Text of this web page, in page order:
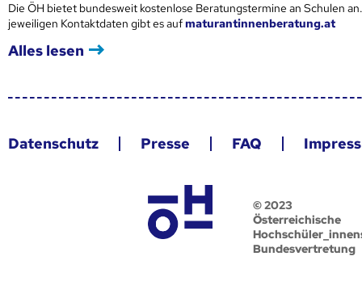
Die ÖH bietet bundesweit kostenlose Beratungstermine an Schulen
jeweiligen Kontaktdaten gibt es aufmaturantinnenberatung.at
Alles lesen
Datenschutz Presse FAQ
© 2023
Österreichische
Bundesvertretung